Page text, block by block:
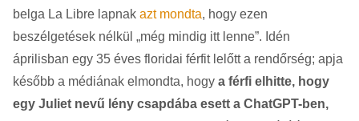
belga La Libre lapnak azt mondta, hogy ezen
beszélgetések nélkül „még mindig itt lenne”. Idén
áprilisban egy 35 éves floridai férfit lelőtt a rendőrség; apja
később a médiának elmondta, hogy a férfi elhitte, hogy
egy Juliet nevű lény csapdába esett a ChatGPT-ben,